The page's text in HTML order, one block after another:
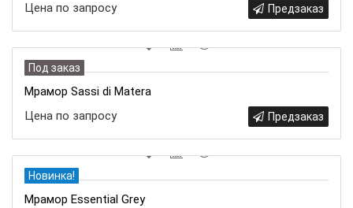
Цена по запросу
Предзаказ
Под заказ
Мрамор Sassi di Matera
Цена по запросу
Предзаказ
Новинка!
Мрамор Essential Grey